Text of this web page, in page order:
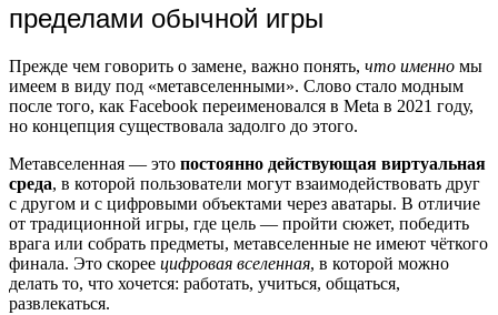
пределами обычной игры
Прежде чем говорить о замене, важно понять, что именно мы
имеем в виду под «метавселенными». Слово стало модным
после того, как Facebook переименовался в Meta в 2021 году,
но концепция существовала задолго до этого.
Метавселенная — это постоянно действующая виртуальная
среда, в которой пользователи могут взаимодействовать друг
с другом и с цифровыми объектами через аватары. В отличие
от традиционной игры, где цель — пройти сюжет, победить
врага или собрать предметы, метавселенные не имеют чёткого
финала. Это скорее цифровая вселенная, в которой можно
делать то, что хочется: работать, учиться, общаться,
развлекаться.